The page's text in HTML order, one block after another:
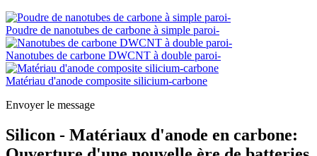
Poudre de nanotubes de carbone à simple paroi-
Nanotubes de carbone DWCNT à double paroi-
Matériau d'anode composite silicium-carbone
Envoyer le message
Silicon - Matériaux d'anode en carbone: